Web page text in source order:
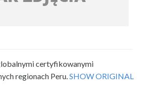
certyfikowanymi
regionach Peru. SHOW ORIGINAL